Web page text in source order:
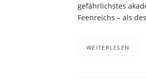
gefährlichstes
Feenreichs – als
WEITERLESEN